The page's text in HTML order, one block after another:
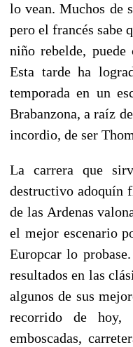
lo vean. Muchos de
pero el francés sabe
niño rebelde, puede
Esta tarde ha
temporada en un
Brabanzona, a raíz
incordio, de ser
La carrera que
destructivo adoquín
de las Ardenas
el mejor escenario
Europcar lo
resultados en las
algunos de sus
recorrido de hoy,
emboscadas,